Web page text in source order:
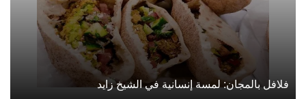
فلافل بالمجان: لمسة إنسانية في الشيخ زايد